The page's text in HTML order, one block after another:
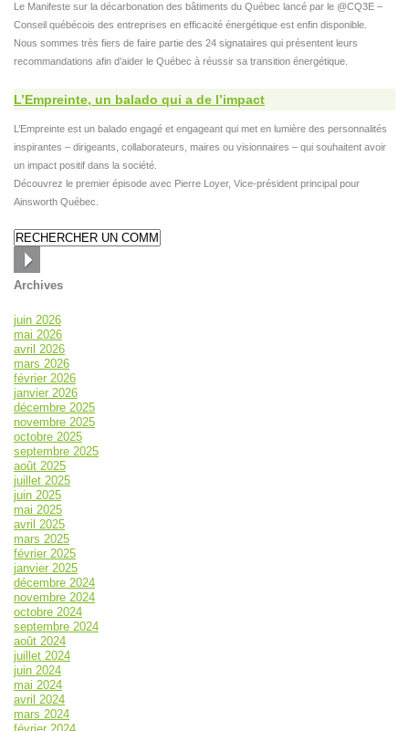
Le Manifeste sur la décarbonation des bâtiments du Québec lancé par le @CQ3E –
Conseil québécois des entreprises en efficacité énergétique est enfin disponible.
Nous sommes très fiers de faire partie des 24 signataires qui présentent leurs
recommandations afin d’aider le Québec à réussir sa transition énergétique.
L’Empreinte, un balado qui a de l’impact
L’Empreinte est un balado engagé et engageant qui met en lumière des personnalités
inspirantes – dirigeants, collaborateurs, maires ou visionnaires – qui souhaitent avoir
un impact positif dans la société.
Découvrez le premier épisode avec Pierre Loyer, Vice-président principal pour
Ainsworth Québec.
Archives
juin 2026
mai 2026
avril 2026
mars 2026
février 2026
janvier 2026
décembre 2025
novembre 2025
octobre 2025
septembre 2025
août 2025
juillet 2025
juin 2025
mai 2025
avril 2025
mars 2025
février 2025
janvier 2025
décembre 2024
novembre 2024
octobre 2024
septembre 2024
août 2024
juillet 2024
juin 2024
mai 2024
avril 2024
mars 2024